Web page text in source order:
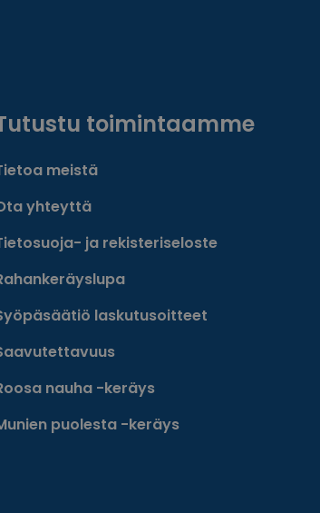
toimintaamme
meistä
yhteyttä
ja rekisteriseloste
laskutusoitteet
nauha -keräys
puolesta -keräys